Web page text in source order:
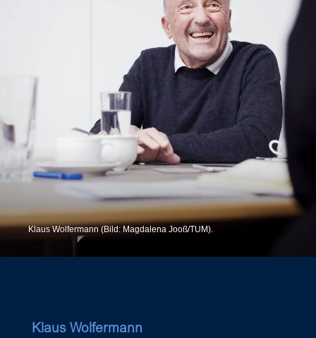
Klaus Wolfermann (Bild: Magdalena Jooß/TUM).
Klaus Wolfermann